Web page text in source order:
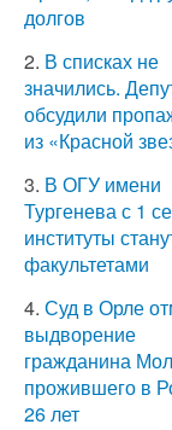
долгов
2. В списках не
значились.
обсудили
из «Красной
3. В ОГУ имени
Тургенева с 1
институты
факультетами
4. Суд в Орле
выдворение
гражданина
прожившего в
26 лет